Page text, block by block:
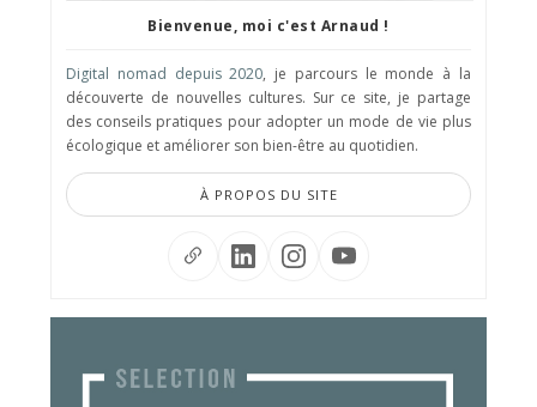
Bienvenue, moi c'est Arnaud !
Digital nomad depuis 2020, je parcours le monde à la
découverte de nouvelles cultures. Sur ce site, je partage
des conseils pratiques pour adopter un mode de vie plus
écologique et améliorer son bien-être au quotidien.
À PROPOS DU SITE